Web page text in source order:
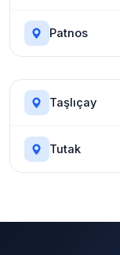
Patnos
Taşlıçay
Tutak